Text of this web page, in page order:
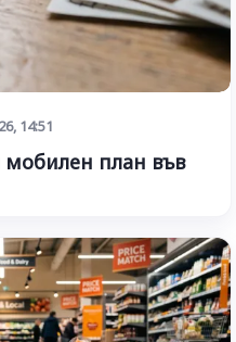
14:51
мобилен план във